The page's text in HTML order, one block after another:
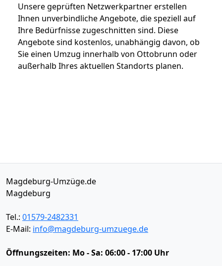
Unsere geprüften Netzwerkpartner erstellen
Ihnen unverbindliche Angebote, die speziell auf
Ihre Bedürfnisse zugeschnitten sind. Diese
Angebote sind kostenlos, unabhängig davon, ob
Sie einen Umzug innerhalb von Ottobrunn oder
außerhalb Ihres aktuellen Standorts planen.
Magdeburg-Umzüge.de
Magdeburg
Tel.: 01579-2482331
E-Mail: info@magdeburg-umzuege.de
Öffnungszeiten: Mo - Sa: 06:00 - 17:00 Uhr